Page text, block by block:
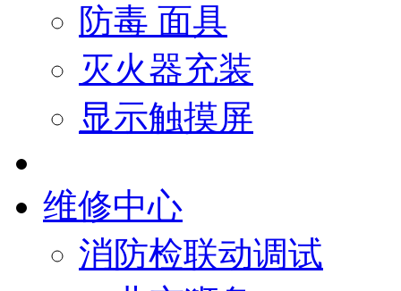
防毒 面具
灭火器充装
显示触摸屏
维修中心
消防检联动调试